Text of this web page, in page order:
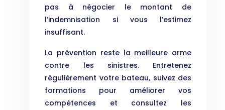
pas à négocier le montant de
l’indemnisation si vous l’estimez
insuffisant.
La prévention reste la meilleure arme
contre les sinistres. Entretenez
régulièrement votre bateau, suivez des
formations pour améliorer vos
compétences et consultez les